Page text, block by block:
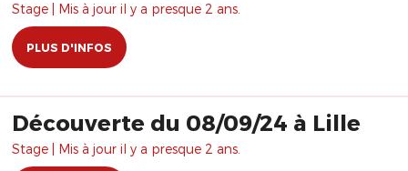
Stage | Mis à jour il y a presque 2 ans.
PLUS D'INFOS
Découverte du 08/09/24 à Lille
Stage | Mis à jour il y a presque 2 ans.